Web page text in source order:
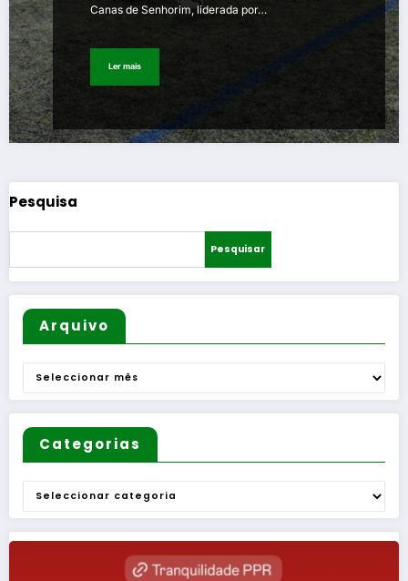
Canas de Senhorim, liderada por…
Ler mais
Pesquisa
Pesquisar
Arquivo
Arquivo
Categorias
Categorias